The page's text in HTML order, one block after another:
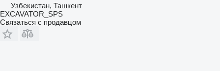
Узбекистан, Ташкент
EXCAVATOR_SPS
Связаться с продавцом